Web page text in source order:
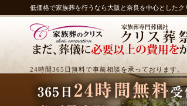
低価格で家族葬を行うなら大阪と奈良を中心としたク
24時間365日無料で事前相談を承っております。